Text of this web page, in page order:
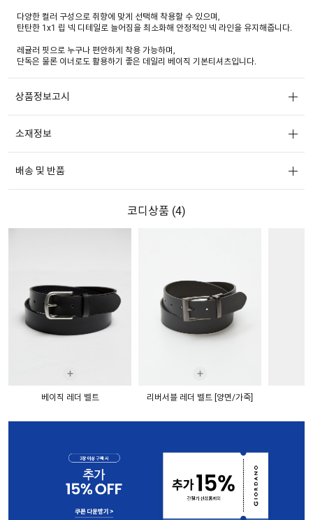
다양한 컬러 구성으로 취향에 맞게 선택해 착용할 수 있으며,
탄탄한 1x1 립 넥 디테일로 늘어짐을 최소화해 안정적인 넥 라인을 유지해줍니다.
레귤러 핏으로 누구나 편안하게 착용 가능하며,
단독은 물론 이너로도 활용하기 좋은 데일리 베이직 기본티셔츠입니다.
상품정보고시
소재정보
배송 및 반품
코디상품 (4)
+
베이직 레더 벨트
+
리버서블 레더 벨트 [양면/가죽]